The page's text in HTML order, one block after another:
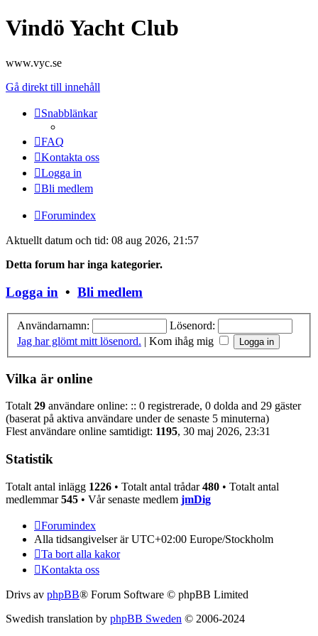
Vindö Yacht Club
www.vyc.se
Gå direkt till innehåll
Snabblänkar
FAQ
Kontakta oss
Logga in
Bli medlem
Forumindex
Aktuellt datum och tid: 08 aug 2026, 21:57
Detta forum har inga kategorier.
Logga in • Bli medlem
Användarnamn:
Lösenord:
Jag har glömt mitt lösenord. | Kom ihåg mig
Vilka är online
Totalt 29 användare online: :: 0 registrerade, 0 dolda and 29 gäster
(baserat på aktiva användare under de senaste 5 minuterna)
Flest användare online samtidigt: 1195, 30 maj 2026, 23:31
Statistik
Totalt antal inlägg 1226 • Totalt antal trådar480 • Totalt antal
medlemmar545 • Vår senaste medlem jmDig
Forumindex
Alla tidsangivelser är UTC+02:00 Europe/Stockholm
Ta bort alla kakor
Kontakta oss
Drivs av phpBB® Forum Software © phpBB Limited
Swedish translation by phpBB Sweden © 2006-2024